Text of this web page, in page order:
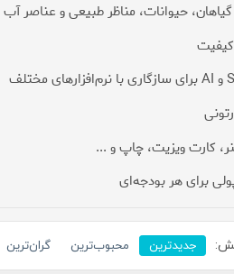
حیوانات، مناظر طبیعی و عناصر
کارت ویزیت، چاپ و ...
برای هر بودجه‌ای
جدیدترین محبوب‌ترین گران‌ترین